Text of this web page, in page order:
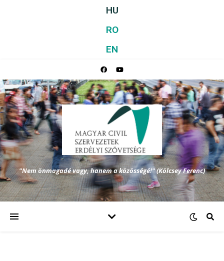
HU
RO
EN
"Nem önmagadé vagy, hanem a közösségé!" (Kölcsey Ferenc)